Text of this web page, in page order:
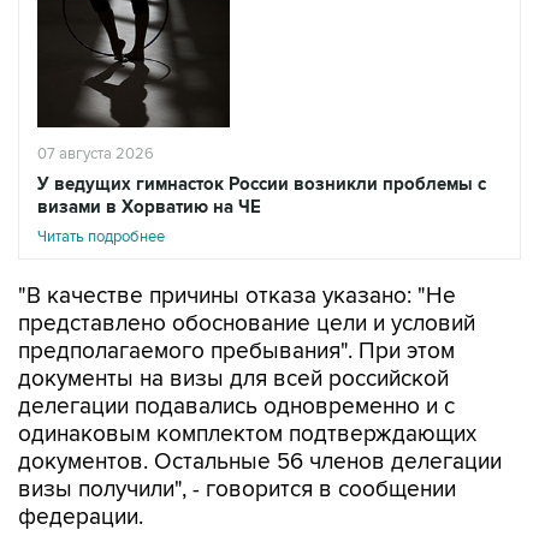
07 августа 2026
У ведущих гимнасток России возникли проблемы с
визами в Хорватию на ЧЕ
Читать подробнее
"В качестве причины отказа указано: "Не
представлено обоснование цели и условий
предполагаемого пребывания". При этом
документы на визы для всей российской
делегации подавались одновременно и с
одинаковым комплектом подтверждающих
документов. Остальные 56 членов делегации
визы получили", - говорится в сообщении
федерации.